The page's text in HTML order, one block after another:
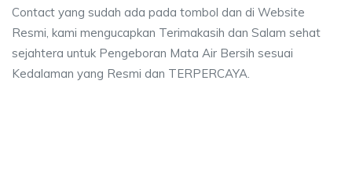
Contact yang sudah ada pada tombol dan di Website
Resmi, kami mengucapkan Terimakasih dan Salam sehat
sejahtera untuk Pengeboran Mata Air Bersih sesuai
Kedalaman yang Resmi dan TERPERCAYA.